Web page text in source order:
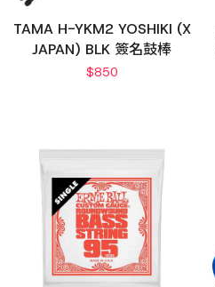
TAMA H-YKM2 YOSHIKI (X
JAPAN) BLK 簽名鼓棒
$850